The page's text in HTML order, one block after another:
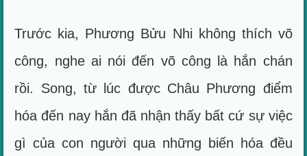
Trước kia, Phương Bửu Nhi không thích võ
công, nghe ai nói đến võ công là hắn chán
rồi. Song, từ lúc được Châu Phương điểm
hóa đến nay hắn đã nhận thấy bất cứ sự việc
gì của con người qua những biến hóa đều